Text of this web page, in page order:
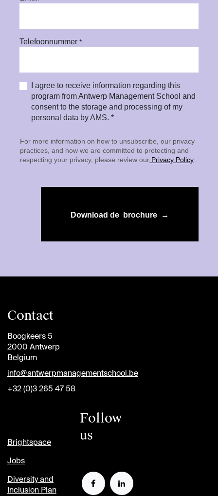
Telefoonnummer *
I agree to receive information regarding this
program from Antwerp Management School and
consent to the storage and processing of my
personal data by AMS. *
For more information on how to unsubscribe, our privacy
practices, and how we are committed to protecting and
respecting your privacy, please review our Privacy Policy .
Download de brochure →
Contact
Boogkeers 5
2000 Antwerp
Belgium
info@antwerpmanagementschool.be
+32 (0)3 265 47 58
Brightspace
Jobs
Diversity and
Inclusion Plan
Follow
us